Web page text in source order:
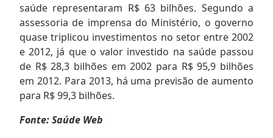
saúde representaram R$ 63 bilhões. Segundo a
assessoria de imprensa do Ministério, o governo
quase triplicou investimentos no setor entre 2002
e 2012, já que o valor investido na saúde passou
de R$ 28,3 bilhões em 2002 para R$ 95,9 bilhões
em 2012. Para 2013, há uma previsão de aumento
para R$ 99,3 bilhões.
Fonte: Saúde Web